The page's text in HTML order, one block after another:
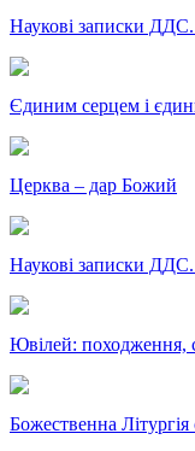
Наукові записки ДДС.
Єдиним серцем і
Церква – дар Божий
Наукові записки
Ювілей: походження,
Божественна Літургія